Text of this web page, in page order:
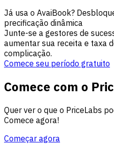
Já usa o AvaiBook?
precificação dinâmica
Junte-se a gestores de
aumentar sua receita e taxa
complicação.
Comece seu período gratuito
Comece com o
Quer ver o que o PriceLabs
Comece agora!
Começar agora